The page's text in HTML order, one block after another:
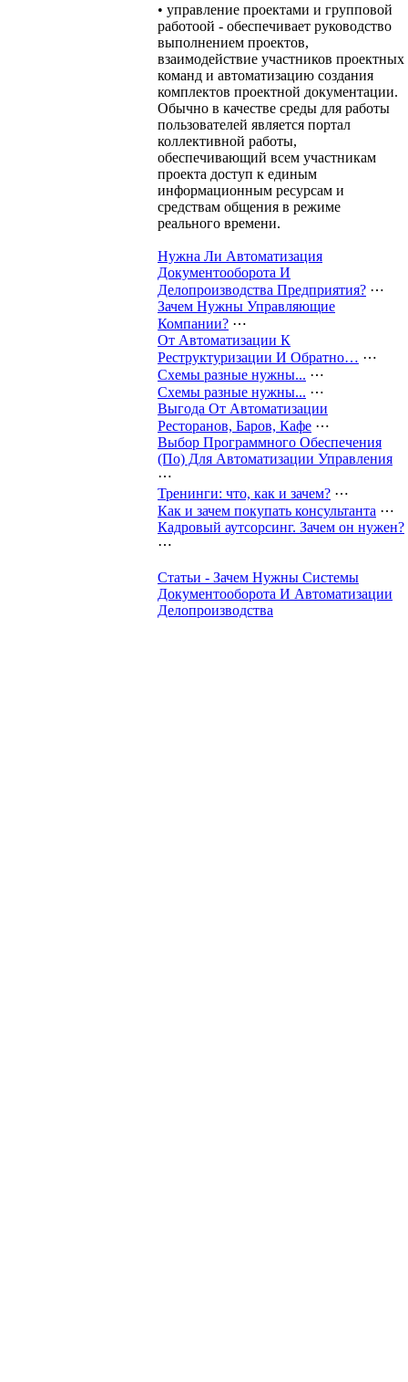
• управление проектами и групповой
работоой - обеспечивает руководство
выполнением проектов,
взаимодействие участников проектных
команд и автоматизацию создания
комплектов проектной документации.
Обычно в качестве среды для работы
пользователей является портал
коллективной работы,
обеспечивающий всем участникам
проекта доступ к единым
информационным ресурсам и
средствам общения в режиме
реального времени.
Нужна Ли Автоматизация
Документооборота И
Делопроизводства Предприятия? ⋯
Зачем Нужны Управляющие
Компании? ⋯
От Автоматизации К
Реструктуризации И Обратно… ⋯
Схемы разные нужны... ⋯
Схемы разные нужны... ⋯
Выгода От Автоматизации
Ресторанов, Баров, Кафе ⋯
Выбор Программного Обеспечения
(По) Для Автоматизации Управления
⋯
Тренинги: что, как и зачем? ⋯
Как и зачем покупать консультанта ⋯
Кадровый аутсорсинг. Зачем он нужен?
⋯
Статьи - Зачем Нужны Системы
Документооборота И Автоматизации
Делопроизводства